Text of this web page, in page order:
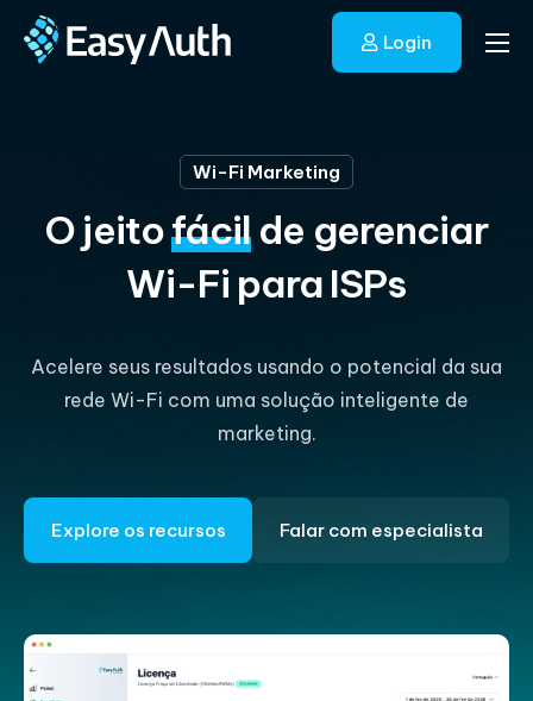
Fale conosco
Login
Wi-Fi Marketing
O jeitofácil de gerenciar
Wi-Fi para ISPs
Wi-Fi para hotéis
Acelere seus resultados usando o potencial da sua
rede Wi-Fi com uma solução inteligente de
marketing.
Explore os recursos Falar com especialista